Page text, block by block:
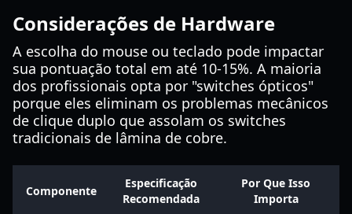
Considerações de Hardware
A escolha do mouse ou teclado pode impactar
sua pontuação total em até 10-15%. A maioria
dos profissionais opta por "switches ópticos"
porque eles eliminam os problemas mecânicos
de clique duplo que assolam os switches
tradicionais de lâmina de cobre.
Componente
Especificação
Recomendada
Por Que Isso
Importa